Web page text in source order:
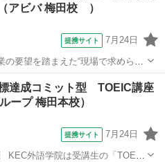
アビバ 梅田校 ）
提携サイト 7月24日
要望を踏まえた“現場で求められ
定したスキルが身につく「日商PC
学習を行います。
標達成コミット型 TOEIC講座
ープ 梅田本校）
提携サイト 7月24日
KEC外語学院は受講生の「TOEIC